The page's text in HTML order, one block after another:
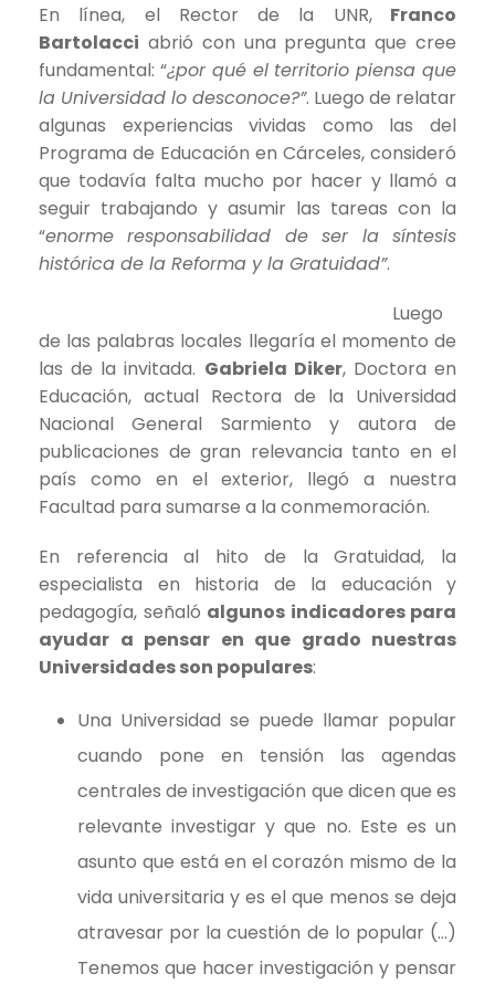
En línea, el Rector de la UNR,Franco
Bartolacci abrió con una pregunta que cree
fundamental: “¿por qué el territorio piensa que
la Universidad lo desconoce?”. Luego de relatar
algunas experiencias vividas como las del
Programa de Educación en Cárceles, consideró
que todavía falta mucho por hacer y llamó a
seguir trabajando y asumir las tareas con la
“enorme responsabilidad de ser la síntesis
histórica de la Reforma y la Gratuidad”.
Luego
de las palabras locales llegaría el momento de
las de la invitada. Gabriela Diker, Doctora en
Educación, actual Rectora de la Universidad
Nacional General Sarmiento y autora de
publicaciones de gran relevancia tanto en el
país como en el exterior, llegó a nuestra
Facultad para sumarse a la conmemoración.
En referencia al hito de la Gratuidad, la
especialista en historia de la educación y
pedagogía, señaló algunos indicadores para
ayudar a pensar en que grado nuestras
Universidades son populares:
Una Universidad se puede llamar popular
cuando pone en tensión las agendas
centrales de investigación que dicen que es
relevante investigar y que no. Este es un
asunto que está en el corazón mismo de la
vida universitaria y es el que menos se deja
atravesar por la cuestión de lo popular (…)
Tenemos que hacer investigación y pensar